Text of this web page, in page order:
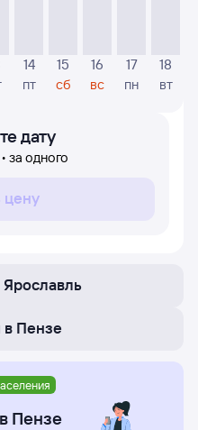
по маршруту
отсутствовать
случае заполните
14
пт
15
сб
16
вс
17
пн
18
вт
дату
за одного
цену
Ярославль
в Пензе
Пензе